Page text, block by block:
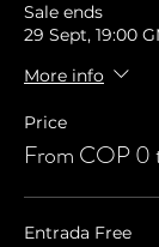
Sale ends
29 Sept, 19:00
More info
Price
From COP
Entrada Free